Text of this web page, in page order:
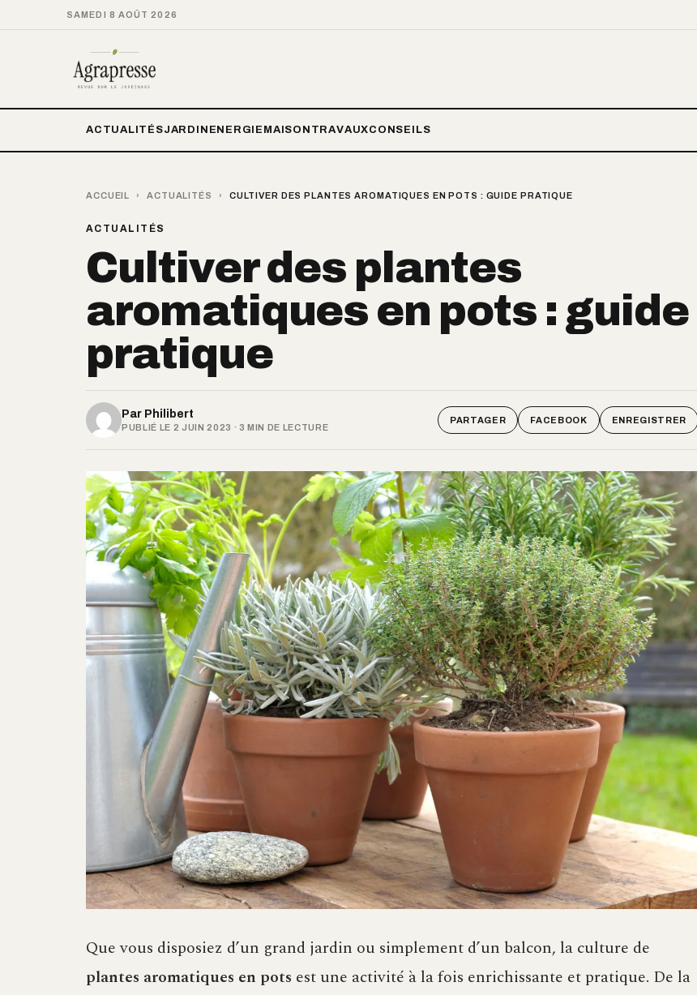
SAMEDI 8 AOÛT 2026
ACTUALITÉSJARDIN ENERGIE MAISON TRAVAUXCONSEILS
ACCUEIL › ACTUALITÉS › CULTIVER DES PLANTES AROMATIQUES EN POTS : GUIDE PRATIQUE
ACTUALITÉS
Cultiver des plantes
aromatiques en pots : guide
pratique
Par Philibert
PUBLIÉ LE 2 JUIN 2023 · 3 MIN DE LECTURE
PARTAGER FACEBOOK ENREGISTRER
Que vous disposiez d’un grand jardin ou simplement d’un balcon, la culture de
plantes aromatiques en pots est une activité à la fois enrichissante et pratique. De la